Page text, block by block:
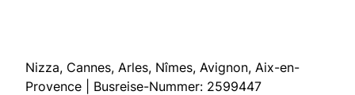
Nizza, Cannes, Arles, Nîmes, Avignon, Aix-en-
Provence | Busreise-Nummer: 2599447